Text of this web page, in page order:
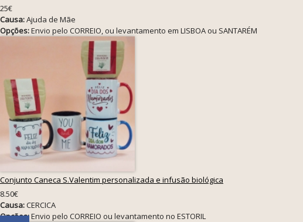
25€
Causa:Ajuda de Mãe
Opções:Envio pelo CORREIO, ou levantamento em LISBOA ou SANTARÉM
Conjunto Caneca S.Valentim personalizada e infusão biológica
8.50€
Causa:CERCICA
Opções:Envio pelo CORREIO ou levantamento no ESTORIL